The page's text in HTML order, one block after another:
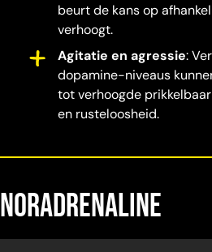
beurt de kans op
verhoogt.
Agitatie en agressie:
dopamine-niveaus
tot verhoogde
en rusteloosheid.
noradrenaline